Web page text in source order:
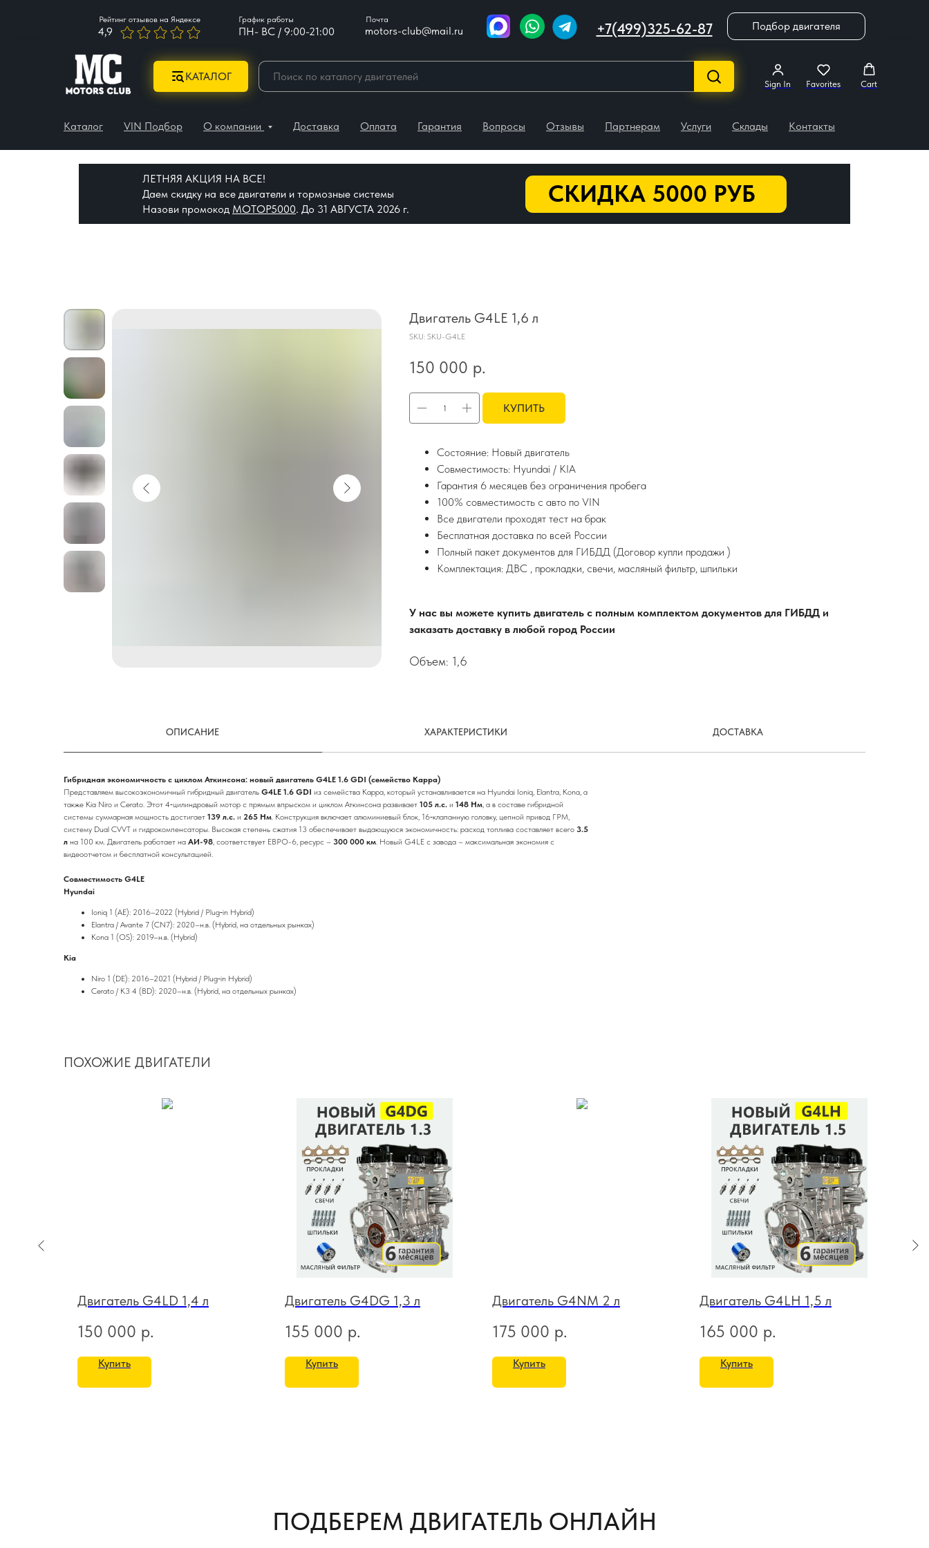
+7(499)325-62-87
ПН- ВС / 9:00-21:00
Почта
Рейтинг отзывов на Яндексе График работы
motors-club@mail.ru
4,9 Подбор двигателя
КАТАЛОГ
Sign In Favorites Cart
Каталог VIN Подбор О компании Доставка Оплата Гарантия Вопросы Отзывы Партнерам Услуги Склады Контакты
СКИДКА 5000 РУБ
ЛЕТНЯЯ АКЦИЯ НА ВСЕ!
Даем скидку на все двигатели и тормозные системы
Назови промокод МОТОР5000. До 31 АВГУСТА 2026 г.
Двигатель G4LE 1,6 л
SKU: SKU-G4LE
150 000 р.
КУПИТЬ
Состояние: Новый двигатель
Совместимость: Hyundai / KIA
Гарантия 6 месяцев без ограничения пробега
100% совместимость с авто по VIN
Все двигатели проходят тест на брак
Бесплатная доставка по всей России
Полный пакет документов для ГИБДД (Договор купли продажи )
Комплектация: ДВС , прокладки, свечи, масляный фильтр, шпильки
У нас вы можете купить двигатель с полным комплектом документов для ГИБДД и
заказать доставку в любой город России
Объем: 1,6
ОПИСАНИЕ ХАРАКТЕРИСТИКИ ДОСТАВКА
Гибридная экономичность с циклом Аткинсона: новый двигатель G4LE 1.6 GDI (семейство Kappa)
Представляем высокоэкономичный гибридный двигатель G4LE 1.6 GDI из семейства Kappa, который устанавливается на Hyundai Ioniq, Elantra, Kona, а
также Kia Niro и Cerato. Этот 4‑цилиндровый мотор с прямым впрыском и циклом Аткинсона развивает 105 л.с. и 148 Нм, а в составе гибридной
системы суммарная мощность достигает 139 л.с. и 265 Нм. Конструкция включает алюминиевый блок, 16‑клапанную головку, цепной привод ГРМ,
систему Dual CVVT и гидрокомпенсаторы. Высокая степень сжатия 13 обеспечивает выдающуюся экономичность: расход топлива составляет всего 3.5
л на 100 км. Двигатель работает на АИ-98, соответствует ЕВРО-6, ресурс – 300 000 км. Новый G4LE с завода – максимальная экономия с
видеоотчетом и бесплатной консультацией.
Совместимость G4LE
Hyundai
Ioniq 1 (AE): 2016–2022 (Hybrid / Plug‑in Hybrid)
Elantra / Avante 7 (CN7): 2020–н.в. (Hybrid, на отдельных рынках)
Kona 1 (OS): 2019–н.в. (Hybrid)
Kia
Niro 1 (DE): 2016–2021 (Hybrid / Plug‑in Hybrid)
Cerato / K3 4 (BD): 2020–н.в. (Hybrid, на отдельных рынках)
ПОХОЖИЕ ДВИГАТЕЛИ
Двигатель G4LD 1,4 л
150 000 р.
Купить
Двигатель G4DG 1,3 л
155 000 р.
Купить
Двигатель G4NM 2 л
175 000 р.
Купить
Двигатель G4LH 1,5 л
165 000 р.
Купить
ПОДБЕРЕМ ДВИГАТЕЛЬ ОНЛАЙН